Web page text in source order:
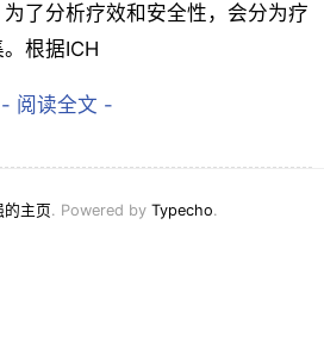
了分析疗效和安全性，会分为疗
根据ICH
- 阅读全文 -
的主页. Powered by Typecho.